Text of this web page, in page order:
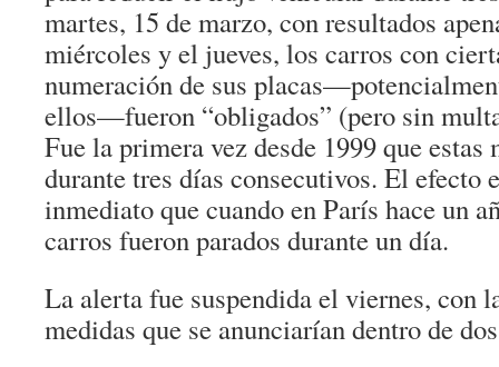
martes, 15 de marzo, con resultados
miércoles y el jueves, los carros con
numeración de sus
ellos—fueron “obligados” (pero sin
Fue la primera vez desde 1999 que estas
durante tres días consecutivos. El efecto
inmediato que cuando en París hace un
carros fueron parados durante un día.
La alerta fue suspendida el viernes, con
medidas que se anunciarían dentro de